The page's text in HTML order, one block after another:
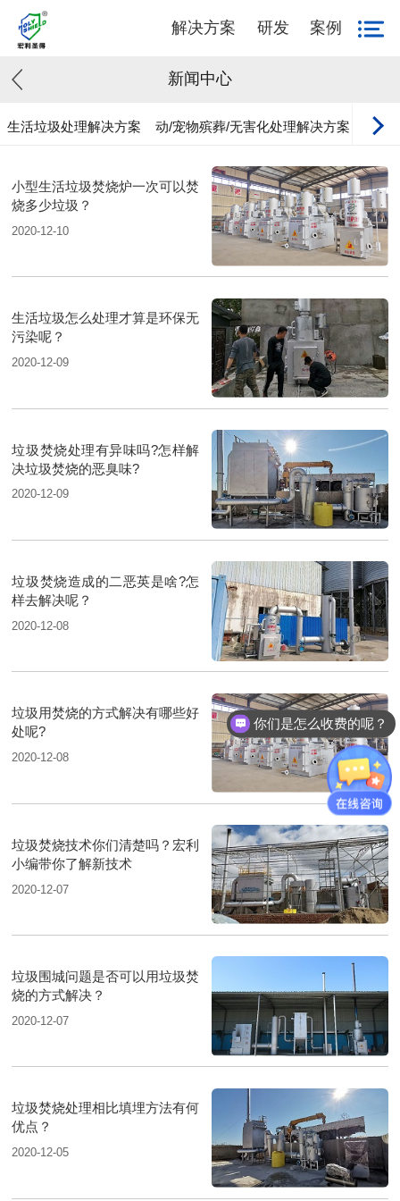
解决方案 研发 案例
新闻中心
生活垃圾处理解决方案 动/宠物殡葬/无害化处理解决方案 工业
小型生活垃圾焚烧炉一次可以焚
烧多少垃圾？
2020-12-10
生活垃圾怎么处理才算是环保无
污染呢？
2020-12-09
垃圾焚烧处理有异味吗?怎样解
决垃圾焚烧的恶臭味?
2020-12-09
垃圾焚烧造成的二恶英是啥?怎
样去解决呢？
2020-12-08
垃圾用焚烧的方式解决有哪些好
处呢?
2020-12-08
垃圾焚烧技术你们清楚吗？宏利
小编带你了解新技术
2020-12-07
垃圾围城问题是否可以用垃圾焚
烧的方式解决？
2020-12-07
垃圾焚烧处理相比填埋方法有何
优点？
2020-12-05
你们是怎么收费的呢？